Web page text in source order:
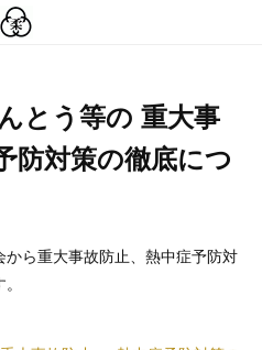
とう等の 重大事
防対策の徹底につ
ら重大事故防止、熱中症予防対